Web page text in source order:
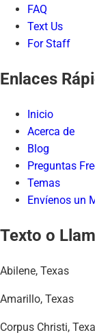
FAQ
Text Us
For Staff
Enlaces
Inicio
Acerca de
Blog
Preguntas
Temas
Envíenos un
Texto o
Abilene, Texas
Amarillo, Texas
Corpus Christi,